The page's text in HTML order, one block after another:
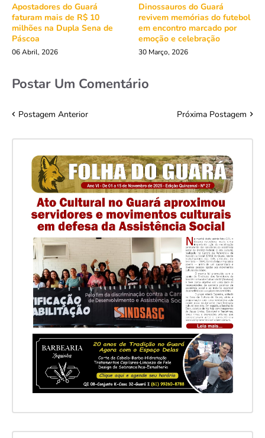
Apostadores do Guará
faturam mais de R$ 10
milhões na Dupla Sena de
Páscoa
06 Abril, 2026
Dinossauros do Guará
revivem memórias do futebol
em encontro marcado por
emoção e celebração
30 Março, 2026
Postar Um Comentário
Postagem Anterior Próxima Postagem